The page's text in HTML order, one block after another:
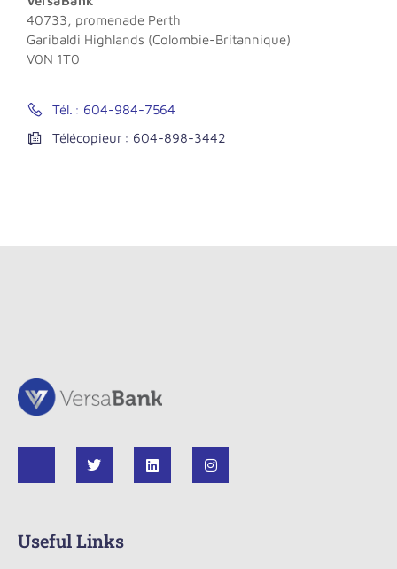
40733, promenade Perth
Garibaldi Highlands (Colombie-Britannique)
V0N 1T0
Tél. : 604-984-7564
Télécopieur : 604-898-3442
Useful Links